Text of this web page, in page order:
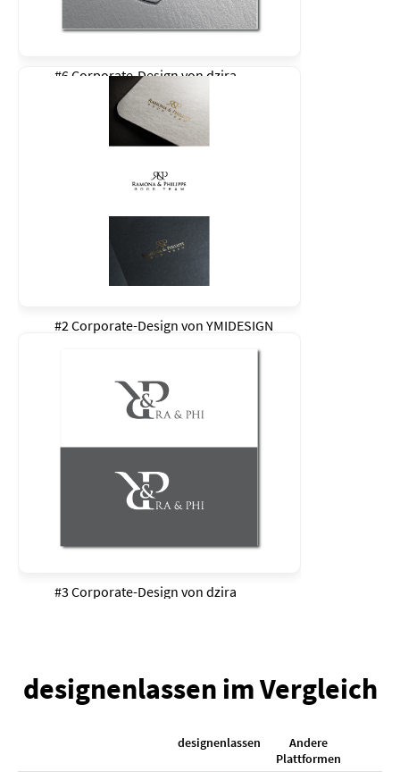
#6 Corporate-Design von dzira
#2 Corporate-Design von YMIDESIGN
#3 Corporate-Design von dzira
designenlassen im Vergleich
designenlassen
Andere
Plattformen